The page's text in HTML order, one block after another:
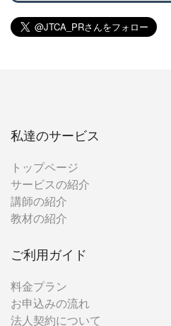
私達のサービス
トップページ
サービスの紹介
講師の紹介
教材の紹介
ご利用ガイド
料金プラン
お申込みの流れ
法人契約について